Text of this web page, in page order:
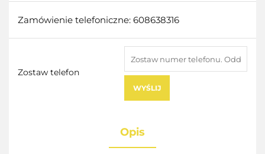
Zamówienie telefoniczne: 608638316
Zostaw telefon
WYŚLIJ
Opis